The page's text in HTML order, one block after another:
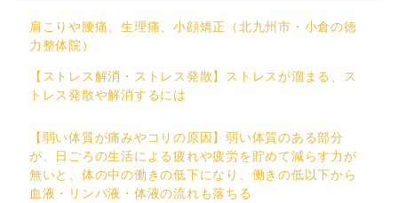
肩こりや腰痛、生理痛、小顔矯正（北九州市・小倉の徳
力整体院）
【ストレス解消・ストレス発散】ストレスが溜まる、ス
トレス発散や解消するには
【弱い体質が痛みやコリの原因】弱い体質のある部分
が、日ごろの生活による疲れや疲労を貯めて減らす力が
無いと、体の中の働きの低下になり、働きの低以下から
血液・リンパ液・体液の流れも落ちる